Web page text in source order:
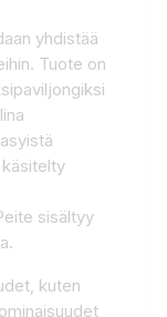
yhdistää
Tuote on
sisältyy
kuten